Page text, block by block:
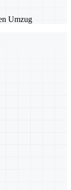
Umzug